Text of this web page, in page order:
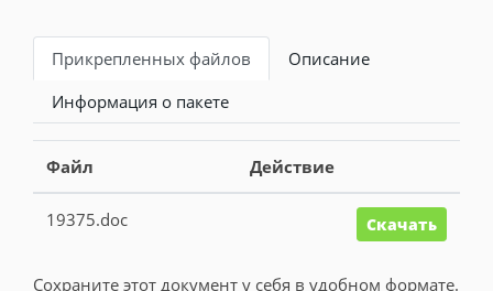
Прикрепленных файлов
Описание
Информация о пакете
Файл Действие
19375.doc Скачать
Сохраните этот документ у себя в удобном формате.